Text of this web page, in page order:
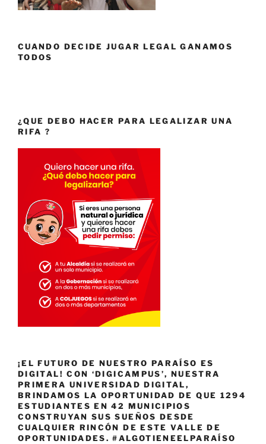
CUANDO DECIDE JUGAR LEGAL GANAMOS
TODOS
¿QUE DEBO HACER PARA LEGALIZAR UNA
RIFA ?
¡EL FUTURO DE NUESTRO PARAÍSO ES
DIGITAL! CON ‘DIGICAMPUS’, NUESTRA
PRIMERA UNIVERSIDAD DIGITAL,
BRINDAMOS LA OPORTUNIDAD DE QUE 1294
ESTUDIANTES EN 42 MUNICIPIOS
CONSTRUYAN SUS SUEÑOS DESDE
CUALQUIER RINCÓN DE ESTE VALLE DE
OPORTUNIDADES. #ALGOTIENEELPARAÍSO